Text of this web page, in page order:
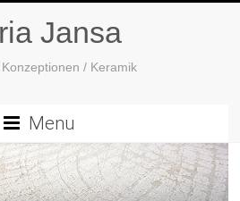
Jansa
/ Keramik
Menu